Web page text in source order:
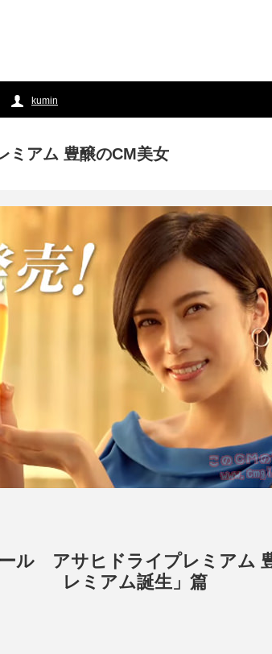
kumin
アム 豊醸のCM美女
ル アサヒドライプレミアム
レミアム誕生」篇